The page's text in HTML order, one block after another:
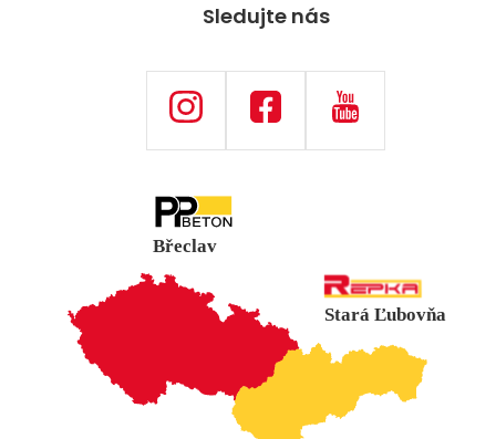
Sledujte nás
Stará Ľubovňa
Břeclav